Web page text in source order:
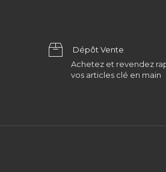
Dépôt Vente
Achetez et revendez
vos articles clé en main